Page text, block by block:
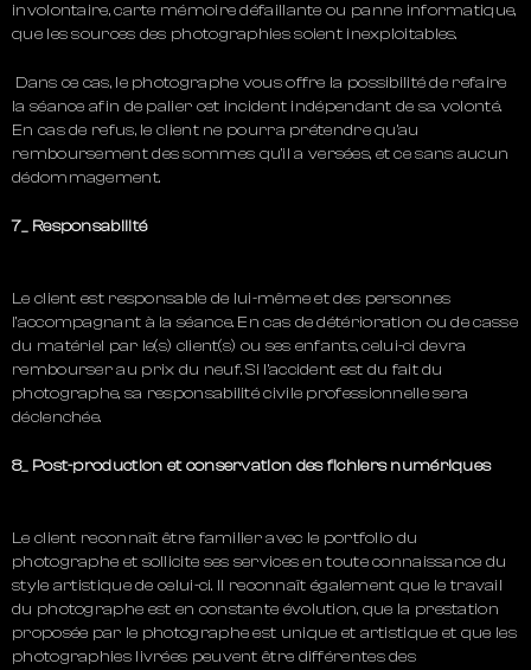
involontaire, carte mémoire défaillante ou panne informatique,
que les sources des photographies soient inexploitables.
Dans ce cas, le photographe vous offre la possibilité de refaire
la séance afin de palier cet incident indépendant de sa volonté.
En cas de refus, le client ne pourra prétendre qu’au
remboursement des sommes qu’il a versées, et ce sans aucun
dédommagement.
7_ Responsabilité
Le client est responsable de lui-même et des personnes
l’accompagnant à la séance. En cas de détérioration ou de casse
du matériel par le(s) client(s) ou ses enfants, celui-ci devra
rembourser au prix du neuf. Si l’accident est du fait du
photographe, sa responsabilité civile professionnelle sera
déclenchée.
8_ Post-production et conservation des fichiers numériques
Le client reconnaît être familier avec le portfolio du
photographe et sollicite ses services en toute connaissance du
style artistique de celui-ci. Il reconnaît également que le travail
du photographe est en constante évolution, que la prestation
proposée par le photographe est unique et artistique et que les
photographies livrées peuvent être différentes des